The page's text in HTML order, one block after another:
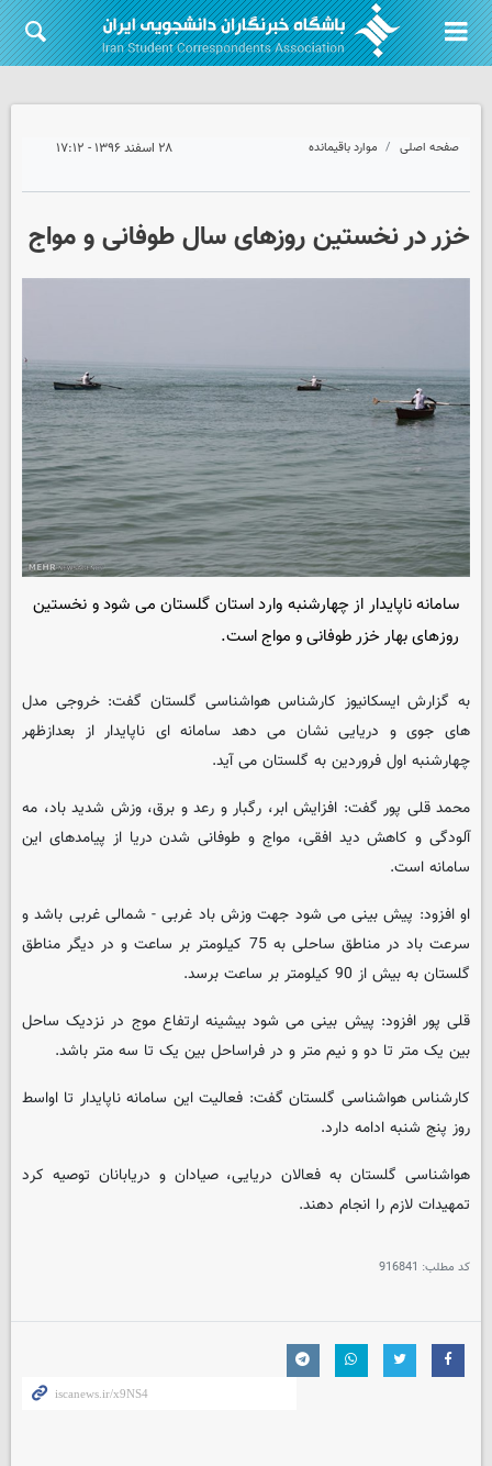
صفحه اصلی موارد باقیمانده ۲۸ اسفند ۱۳۹۶ - ۱۷:۱۲
خزر در نخستین روزهای سال طوفانی و مواج
سامانه ناپایدار از چهارشنبه وارد استان گلستان می شود و نخستین
روزهای بهار خزر طوفانی و مواج است.
به گزارش ایسکانیوز کارشناس هواشناسی گلستان گفت: خروجی مدل
های جوی و دریایی نشان می دهد سامانه ای ناپایدار از بعدازظهر
چهارشنبه اول فروردین به گلستان می آید.
محمد قلی پور گفت: افزایش ابر، رگبار و رعد و برق، وزش شدید باد، مه
آلودگی و کاهش دید افقی، مواج و طوفانی شدن دریا از پیامدهای این
سامانه است.
او افزود: پیش بینی می شود جهت وزش باد غربی - شمالی غربی باشد و
سرعت باد در مناطق ساحلی به 75 کیلومتر بر ساعت و در دیگر مناطق
گلستان به بیش از 90 کیلومتر بر ساعت برسد.
قلی پور افزود: پیش بینی می شود بیشینه ارتفاع موج در نزدیک ساحل
بین یک متر تا دو و نیم متر و در فراساحل بین یک تا سه متر باشد.
کارشناس هواشناسی گلستان گفت: فعالیت این سامانه ناپایدار تا اواسط
روز پنج شنبه ادامه دارد.
هواشناسی گلستان به فعالان دریایی، صیادان و دریابانان توصیه کرد
تمهیدات لازم را انجام دهند.
کد مطلب: 916841